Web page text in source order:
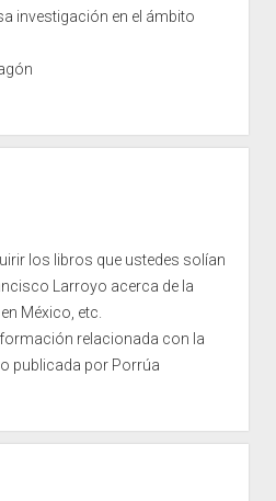
investigación en el ámbito
los libros que ustedes solían
Larroyo acerca de la
México, etc.
relacionada con la
publicada por Porrúa